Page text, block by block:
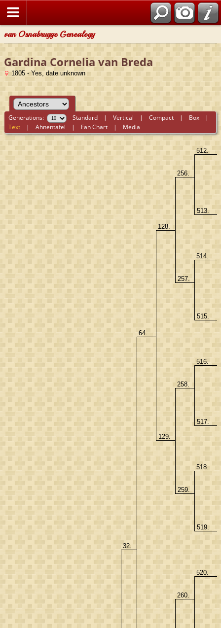
van Osnabrugge Genealogy
Gardina Cornelia van Breda
1805 - Yes, date unknown
Generations: Standard |Vertical |Compact | Box |
Text |Ahnentafel | Fan Chart | Media
32.
64.
128.
256.
512.
513.
257.
514.
515.
129.
258.
516.
517.
259.
518.
519.
260.
520.